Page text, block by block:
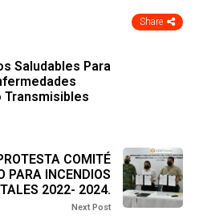
Share
Saludables Para
Transmisibles
COMITÉ
PARA INCENDIOS
2022- 2024.
Next Post